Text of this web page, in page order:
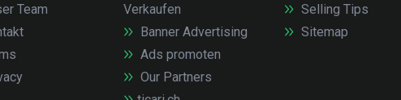
Team
Verkaufen
Banner Advertising
Ads promoten
Our Partners
Selling Tips
Sitemap